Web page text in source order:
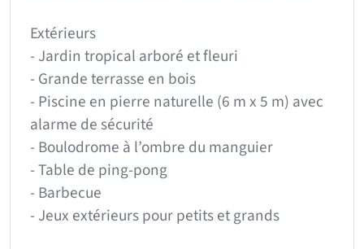
Extérieurs
- Jardin tropical arboré et fleuri
- Grande terrasse en bois
- Piscine en pierre naturelle (6 m x 5 m) avec
alarme de sécurité
- Boulodrome à l’ombre du manguier
- Table de ping-pong
- Barbecue
- Jeux extérieurs pour petits et grands